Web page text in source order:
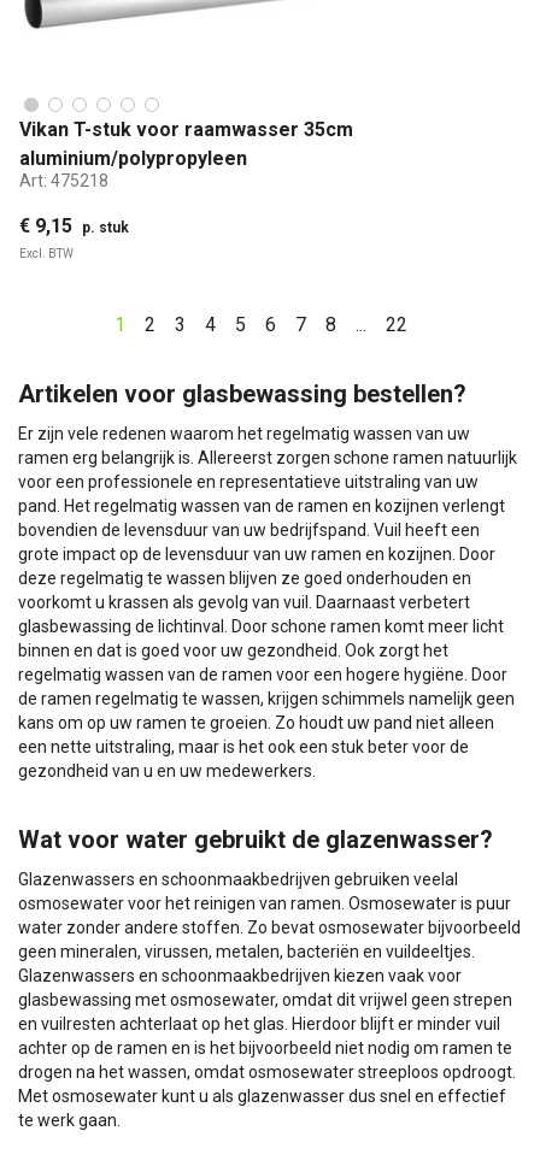
Vikan T-stuk voor raamwasser 35cm
aluminium/polypropyleen
Art: 475218
€ 9,15 p. stuk
Excl. BTW
1 2 3 4 5 6 7 8 ... 22
Artikelen voor glasbewassing bestellen?
Er zijn vele redenen waarom het regelmatig wassen van uw
ramen erg belangrijk is. Allereerst zorgen schone ramen natuurlijk
voor een professionele en representatieve uitstraling van uw
pand. Het regelmatig wassen van de ramen en kozijnen verlengt
bovendien de levensduur van uw bedrijfspand. Vuil heeft een
grote impact op de levensduur van uw ramen en kozijnen. Door
deze regelmatig te wassen blijven ze goed onderhouden en
voorkomt u krassen als gevolg van vuil. Daarnaast verbetert
glasbewassing de lichtinval. Door schone ramen komt meer licht
binnen en dat is goed voor uw gezondheid. Ook zorgt het
regelmatig wassen van de ramen voor een hogere hygiëne. Door
de ramen regelmatig te wassen, krijgen schimmels namelijk geen
kans om op uw ramen te groeien. Zo houdt uw pand niet alleen
een nette uitstraling, maar is het ook een stuk beter voor de
gezondheid van u en uw medewerkers.
Wat voor water gebruikt de glazenwasser?
Glazenwassers en schoonmaakbedrijven gebruiken veelal
osmosewater voor het reinigen van ramen. Osmosewater is puur
water zonder andere stoffen. Zo bevat osmosewater bijvoorbeeld
geen mineralen, virussen, metalen, bacteriën en vuildeeltjes.
Glazenwassers en schoonmaakbedrijven kiezen vaak voor
glasbewassing met osmosewater, omdat dit vrijwel geen strepen
en vuilresten achterlaat op het glas. Hierdoor blijft er minder vuil
achter op de ramen en is het bijvoorbeeld niet nodig om ramen te
drogen na het wassen, omdat osmosewater streeploos opdroogt.
Met osmosewater kunt u als glazenwasser dus snel en effectief
te werk gaan.